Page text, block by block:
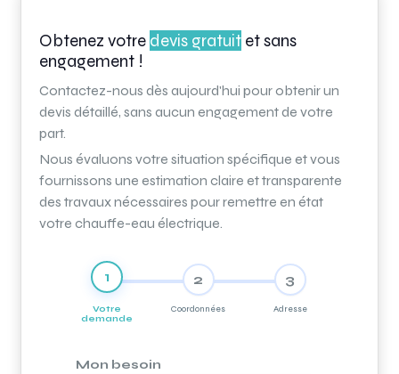
Obtenez votre devis gratuit et sans
engagement !
Contactez-nous dès aujourd'hui pour obtenir un
devis détaillé, sans aucun engagement de votre
part.
Nous évaluons votre situation spécifique et vous
fournissons une estimation claire et transparente
des travaux nécessaires pour remettre en état
votre chauffe-eau électrique.
1
Votre
demande
2
Coordonnées
3
Adresse
Mon besoin